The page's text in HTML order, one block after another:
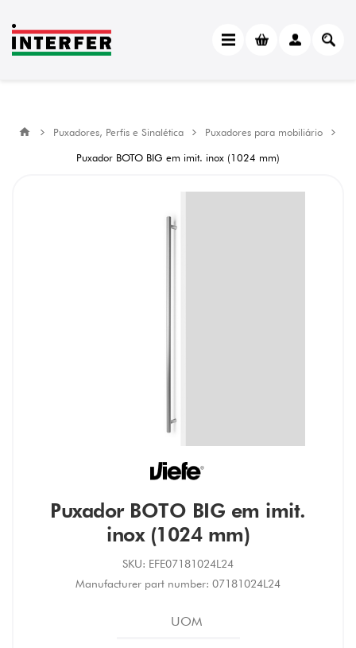
Puxadores, Perfis e Sinalética
Puxadores para mobiliário
Puxador BOTO BIG em imit. inox (1024 mm)
Puxador BOTO BIG em imit.
inox (1024 mm)
SKU: EFE07181024L24
Manufacturer part number: 07181024L24
UOM